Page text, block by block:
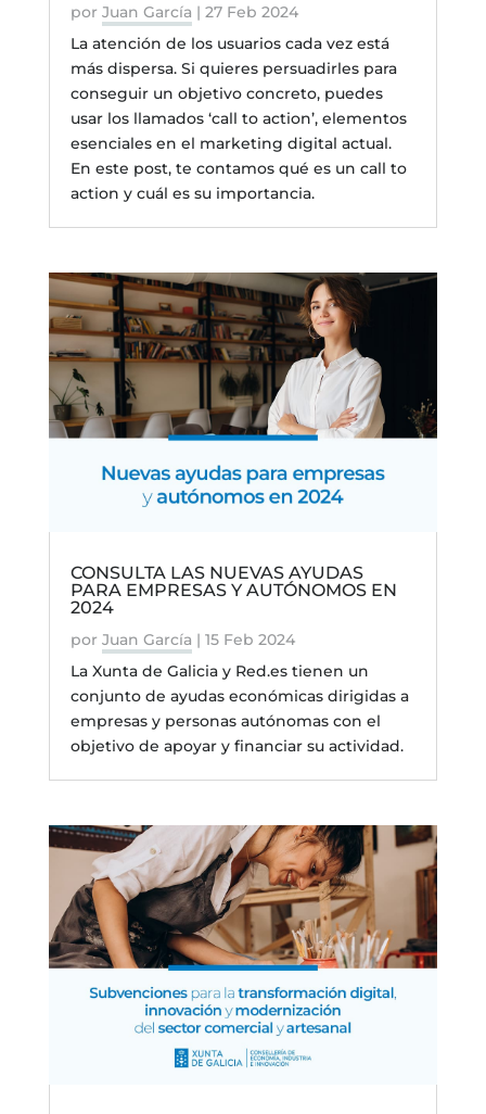
por Juan García | 27 Feb 2024
La atención de los usuarios cada vez está
más dispersa. Si quieres persuadirles para
conseguir un objetivo concreto, puedes
usar los llamados ‘call to action’, elementos
esenciales en el marketing digital actual.
En este post, te contamos qué es un call to
action y cuál es su importancia.
CONSULTA LAS NUEVAS AYUDAS
PARA EMPRESAS Y AUTÓNOMOS EN
2024
por Juan García | 15 Feb 2024
La Xunta de Galicia y Red.es tienen un
conjunto de ayudas económicas dirigidas a
empresas y personas autónomas con el
objetivo de apoyar y financiar su actividad.